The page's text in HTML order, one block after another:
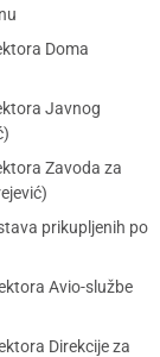
Doma
Javnog
Zavoda za
prikupljenih po
Avio-službe
Direkcije za